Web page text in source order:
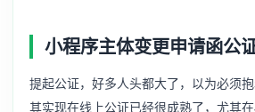
小程序主体变更申请函公
提起公证，好多人头都大了，以为必须抱
其实现在线上公证已经很成熟了，尤其在